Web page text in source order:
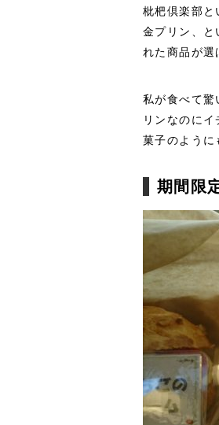
枇杷倶楽部と
金プリン、と
れた商品が選
私が食べて驚
リンなのに
菓子のように
期間限